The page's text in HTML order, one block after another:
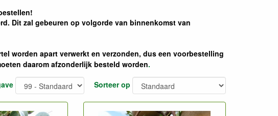
Dit zal gebeuren op volgorde van binnenkomst van
worden apart verwerkt en verzonden, dus een voorbestelling
daarom afzonderlijk besteld worden.
Sorteer op